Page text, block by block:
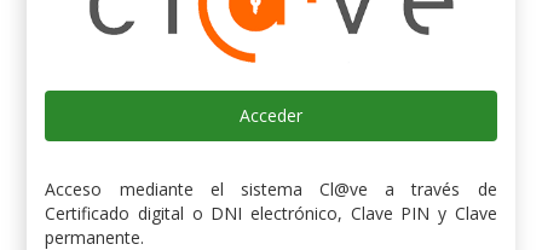
Acceder
Acceso mediante el sistema Cl@ve a través de
Certificado digital o DNI electrónico, Clave PIN y Clave
permanente.